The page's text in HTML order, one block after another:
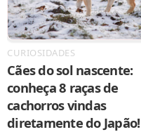
CURIOSIDADES
Cães do sol nascente:
conheça 8 raças de
cachorros vindas
diretamente do Japão!